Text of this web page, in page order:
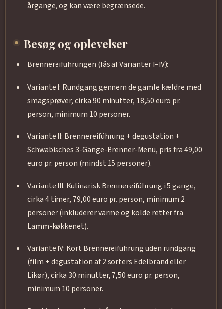
årgange, og kan være begrænsede.
Besøg og oplevelser
Brennereiführungen (fås af Varianter I–IV):
Variante I: Rundgang gennem de gamle kældre med
smagsprøver, cirka 90 minutter, 18,50 euro pr.
person, minimum 10 personer.
Variante II: Brennereiführung + degustation +
Schwäbisches 3-Gänge-Brenner-Menü, pris fra 49,00
euro pr. person (mindst 15 personer).
Variante III: Kulinarisk Brennereiführung i 5 gange,
cirka 4 timer, 79,00 euro pr. person, minimum 2
personer (inkluderer varme og kolde retter fra
Lamm-køkkenet).
Variante IV: Kort Brennereiführung uden rundgang
(film + degustation af 2 sorters Edelbrand eller
Likør), cirka 30 minutter, 7,50 euro pr. person,
minimum 10 personer.